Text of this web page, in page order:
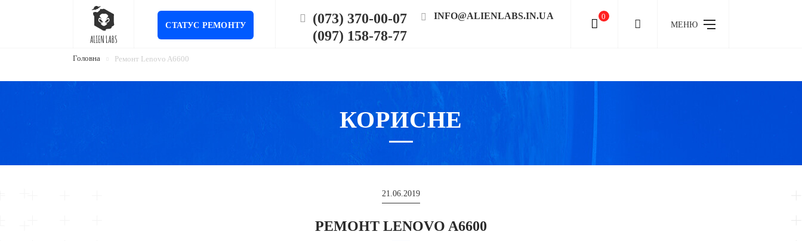
Головна Ремонт Lenovo A6600
КОРИСНЕ
21.06.2019
РЕМОНТ LENOVO A6600
СТАТУС РЕМОНТУ
(073) 370-00-07
(097) 158-78-77
INFO@ALIENLABS.IN.UA
0
МЕНЮ